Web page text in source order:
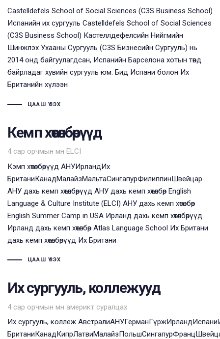
Castelldefels School of Social Sciences (C3S Business School)
Испанийн их сургууль Castelldefels School of Social Sciences
(C3S Business School) Кастеллдефелсийн Нийгмийн
Шинжлэх Ухааны Сургууль (C3S Бизнесийн Сургууль) нь
2014 онд байгуулагдсан, Испанийн Барселона хотын төвд
байрладаг хувийн сургууль юм. Бид Испани болон Их
Британийн хүлээн
ЦААШ ҮЗЭХ
Кемп хөтөлбөрүүд
4 сар орчмын өмнө
Tags
ELCI
Кэмп хөтөлбөрүүд АНУИрландИх
БританиКанадМалайзМальтаСингапурФилиппинШвейцар
АНУ дахь кемп хөтөлбөрүүд АНУ дахь кемп хөтөлбөр English
Language & Culture Institute (ELCI) АНУ дахь кемп хөтөлбөр
English Summer Camp in USA Ирланд дахь кемп хөтөлбөрүүд
Ирланд дахь кемп хөтөлбөр Atlas Language School Их Британи
дахь кемп хөтөлбөрүүд Их Британи
ЦААШ ҮЗЭХ
Их сургууль, коллежууд
4 сар орчмын өмнө
Tags
америкт суралцах
Их сургууль, коллеж